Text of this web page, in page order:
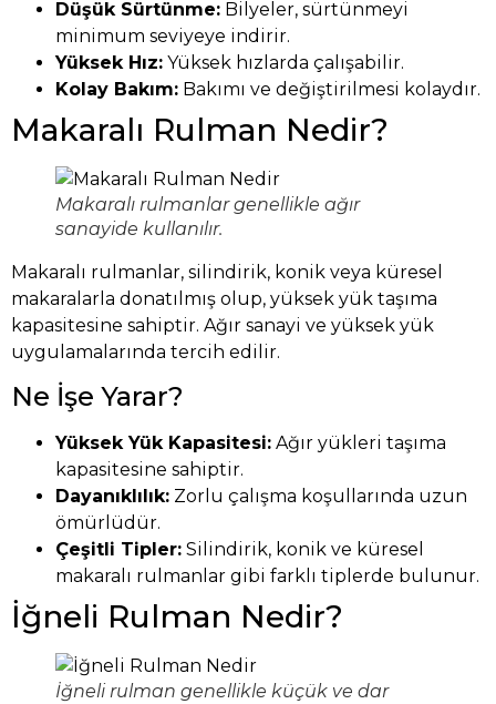
Düşük Sürtünme: Bilyeler, sürtünmeyi
minimum seviyeye indirir.
Yüksek Hız: Yüksek hızlarda çalışabilir.
Kolay Bakım: Bakımı ve değiştirilmesi kolaydır.
Makaralı Rulman Nedir?
Makaralı rulmanlar genellikle ağır
sanayide kullanılır.
Makaralı rulmanlar, silindirik, konik veya küresel
makaralarla donatılmış olup, yüksek yük taşıma
kapasitesine sahiptir. Ağır sanayi ve yüksek yük
uygulamalarında tercih edilir.
Ne İşe Yarar?
Yüksek Yük Kapasitesi: Ağır yükleri taşıma
kapasitesine sahiptir.
Dayanıklılık: Zorlu çalışma koşullarında uzun
ömürlüdür.
Çeşitli Tipler: Silindirik, konik ve küresel
makaralı rulmanlar gibi farklı tiplerde bulunur.
İğneli Rulman Nedir?
İğneli rulman genellikle küçük ve dar